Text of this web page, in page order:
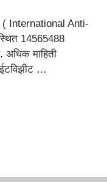
( International Anti-
14565488
अधिक माहिती
…